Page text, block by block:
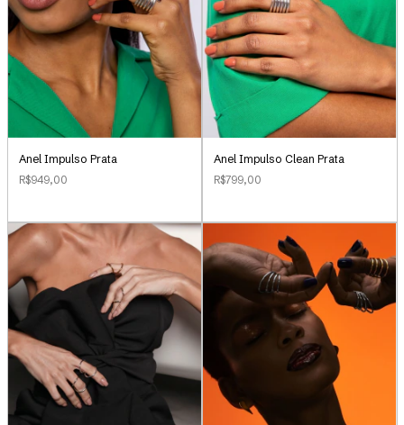
Anel Impulso Prata
R$949,00
Anel Impulso Clean Prata
R$799,00